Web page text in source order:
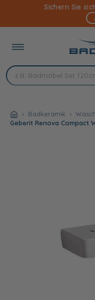
Inhalt
Sichern Sie
Badkeramik
Geberit Renova Compact